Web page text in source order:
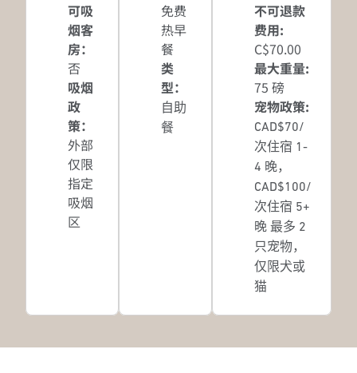
可吸
烟客
房：
否
吸烟
政
策：
外部
仅限
指定
吸烟
区
免费
热早
餐
类
型：
自助
餐
不可退款
费用:
C$70.00
最大重量:
75 磅
宠物政策:
CAD$70/
次住宿 1-
4 晚，
CAD$100/
次住宿 5+
晚 最多 2
只宠物，
仅限犬或
猫